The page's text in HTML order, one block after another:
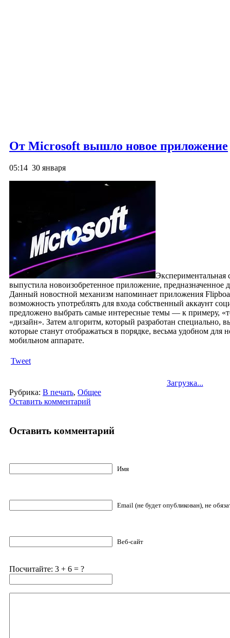
От Microsoft вышло новое приложение
05:14 30 января
Экспериментальная
выпустила новоизобретенное приложение, предназначенное
Данный новостной механизм напоминает приложения
возможность употреблять для входа собственный аккаунт
предложено выбрать самые интересные темы — к примеру,
«дизайн». Затем алгоритм, который разработан специально,
которые станут отображаться в порядке, весьма удобном для
мобильном аппарате.
Tweet
Загрузка...
Рубрика: В печать, Общее
Оставить комментарий
Оставить комментарий
Имя
Email (не будет опубликован), не
Веб-сайт
Посчитайте: 3 + 6 = ?